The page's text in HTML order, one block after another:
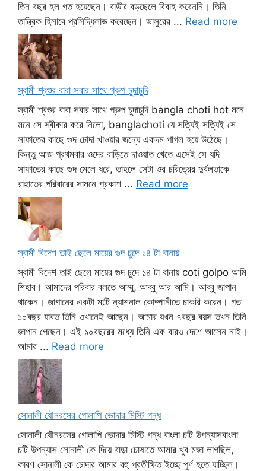
তিন বছর হল গত হয়েছেন। বাড়ীর বড়ছেলে বিবাহ করেননি। তিনি
তান্ত্রিক হিসাবে প্রসিদ্ধিলাভ করেছেন। ভাসুরের ... Read more
স্বামী শ্বশুর বাবা সবার সাথে গ্রুপ চুদাচুদি
স্বামী শ্বশুর বাবা সবার সাথে গ্রুপ চুদাচুদি bangla choti hot মনে
মনে সে স্বীকার করে নিলো, banglachoti যে সত্যিই সত্যিই সে
সাফাতের কাছে গুদ চোদা খাওয়ার জন্যে একদম পাগল হয়ে উঠেছে।
কিন্তু আজ প্রথমবার ওদের বাড়িতে দাওয়াত খেতে এসেই সে যদি
সাফাতের কাছে গুদ মেলে ধরে, তাহলে সেটা ওর চরিত্রের দুর্বলতাকে
রাহাতের পরিবারের সামনে প্রকাশ ... Read more
স্বামী বিদেশ তাই ছেলে মায়ের গুদ চুদে ১৪ টা বানায়
স্বামী বিদেশ তাই ছেলে মায়ের গুদ চুদে ১৪ টা বানায় coti golpo আমি
শিহাব। আমাদের পরিবার বলতে আম্মু, আব্বু আর আমি। আব্বু জাপান
থাকেন। জাপানের একটা মাল্টি ন্যাশনাল কোম্পানীতে চাকরি করেন। গত
১০বছর যাবত তিনি ওখানেই আছেন। আমার যখন ৭বছর বয়স তখন তিনি
জাপান গেছেন। এই ১০বছরের মধ্যে তিনি এক বারও দেশে আসেন নাই।
আমার ... Read more
সোনালী যৌনরসের গোলাপি ভোদার মিস্টি গন্ধ
সোনালী যৌনরসের গোলাপি ভোদার মিস্টি গন্ধ বাংলা চটি উপন্যাসবাংলা
চটি উপন্যাস সোনালী কে দিয়ে বাড়া চোষাতে আমার খুব মজা লাগছিল,
কারণ সোনালী কে চোদার আমার বহু প্রতীক্ষিত ইচ্ছে পুর্ণ হতে যাচ্ছিল।